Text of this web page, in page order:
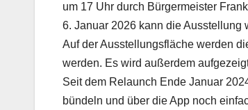
um 17 Uhr durch Bürgermeister
6. Januar 2026 kann die Ausstellung
Auf der Ausstellungsfläche werden
werden. Es wird außerdem
Seit dem Relaunch Ende Januar
bündeln und über die App noch